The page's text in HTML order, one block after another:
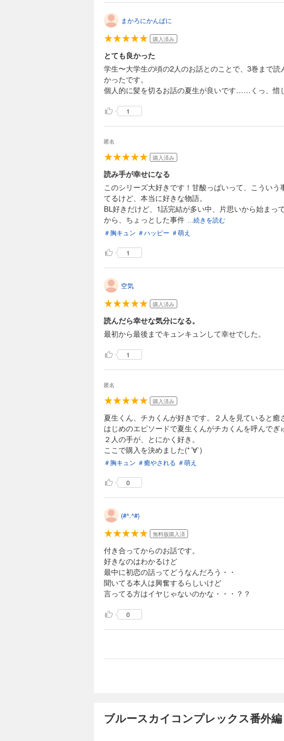
まかろにかんぱに
購入済み
とても良かった
学生〜大学生の頃の2人のお話とのことで、3巻まで
かったです。
個人的に髪を切るお話の夏生が良いです……くっ、
1
匿名
購入済み
読み手が幸せになる
このシリーズ大好きです！甘酸っぱいって、こうい
てるけど、本当に好きな物語。
BL好きだけど、1話完結が多い中、片思いから始ま
から、ちょっとした事件 ...続きを読む
＃胸キュン ＃ハッピー ＃萌え
1
空気
購入済み
読んだら幸せな気分になる。
最初から最後までキュンキュンして幸せでした。
1
匿名
購入済み
夏生くん、チカくんが好きです。２人を見ていると癒
はじめのエピソードで夏生くんがチカくんを呼んで
２人の手が、とにかく好き。
ここで購入を決めました(*´∀`)
＃胸キュン ＃癒やされる ＃萌え
0
(#^.^#)
無料版購入済
付き合ってからのお話です。
好きなのはわかるけど
最中に初恋の話ってどうなんだろう・・
聞いてる本人は興奮するらしいけど
言ってる方はイヤじゃないのかな・・・？？
0
ブルースカイコンプレックス番外